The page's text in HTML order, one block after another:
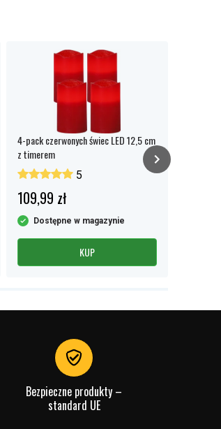
4-pack czerwonych świec LED 12,5 cm
z timerem
5
109,99 zł
Dostępne w magazynie
KUP
Bezpieczne produkty –
standard UE